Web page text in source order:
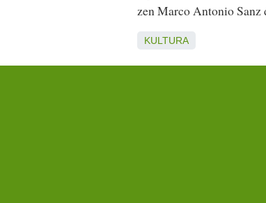
zen Marco Antonio Sanz
KULTURA